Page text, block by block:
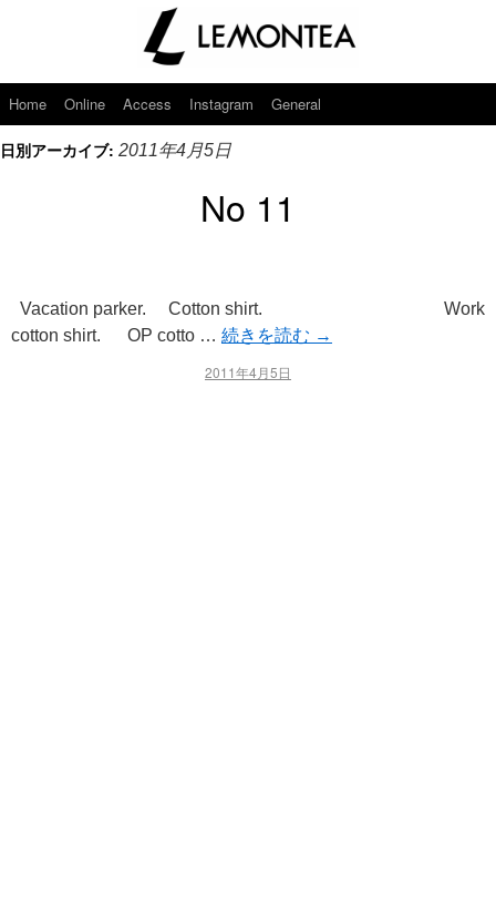
Home Online Access Instagram General
日別アーカイブ: 2011年4月5日
No 11
Vacation parker. Cotton shirt. Work
cotton shirt. OP cotto … 続きを読む →
2011年4月5日